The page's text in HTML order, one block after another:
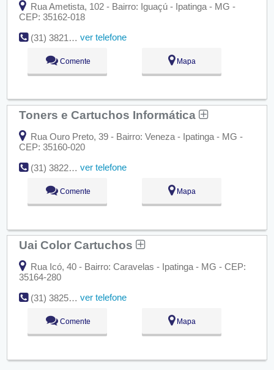
Rua Ametista, 102 - Bairro: Iguaçú - Ipatinga - MG -
CEP: 35162-018
(31) 3821-5491
ver telefone
Comente Mapa
Toners e Cartuchos Informática
Rua Ouro Preto, 39 - Bairro: Veneza - Ipatinga - MG -
CEP: 35160-020
(31) 3822-5978
ver telefone
Comente Mapa
Uai Color Cartuchos
Rua Icó, 40 - Bairro: Caravelas - Ipatinga - MG - CEP:
35164-280
(31) 3825-4235
ver telefone
Comente Mapa